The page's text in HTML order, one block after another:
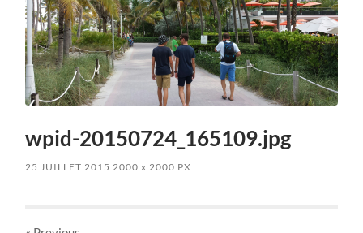
wpid-20150724_165109.jpg
25 JUILLET 2015 2000x 2000 PX